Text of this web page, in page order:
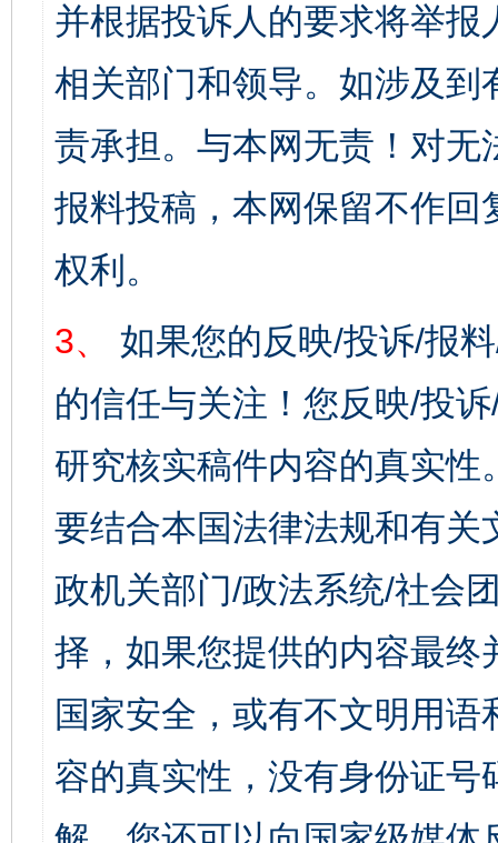
并根据投诉人的要求将举
相关部门和领导。如涉及
责承担。与本网无责！对
报料投稿，本网保留不作
权利。
3、
如果您的反映/投诉/报
的信任与关注！您反映/投
研究核实稿件内容的真实
要结合本国法律法规和有关
政机关部门/政法系统/社会
择，如果您提供的内容最
国家安全，或有不文明用
容的真实性，没有身份证